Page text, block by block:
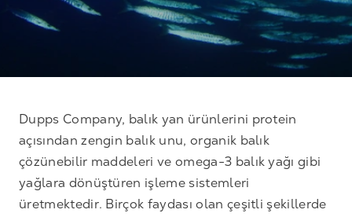
Dupps Company, balık yan ürünlerini protein
açısından zengin balık unu, organik balık
çözünebilir maddeleri ve omega-3 balık yağı gibi
yağlara dönüştüren işleme sistemleri
üretmektedir. Birçok faydası olan çeşitli şekillerde